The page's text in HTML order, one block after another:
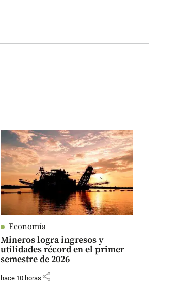
Economía
Mineros logra ingresos y
utilidades récord en el primer
semestre de 2026
hace 10 horas share